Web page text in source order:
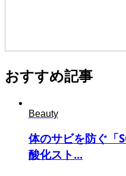
おすすめ記事
Beauty
体のサビを防ぐ「
酸化スト...